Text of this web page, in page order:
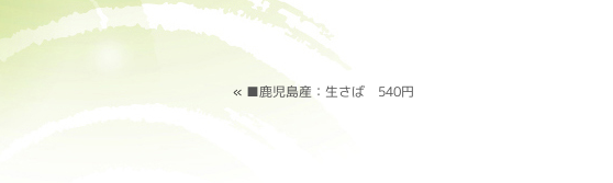
« ■鹿児島産：生さば 540円